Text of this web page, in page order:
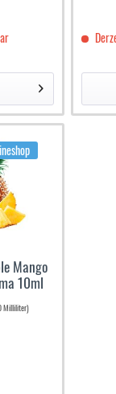
Mango
10ml
Milliliter)